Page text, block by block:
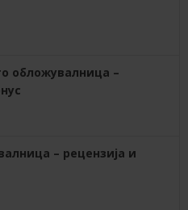
обложувалница –
– рецензија и